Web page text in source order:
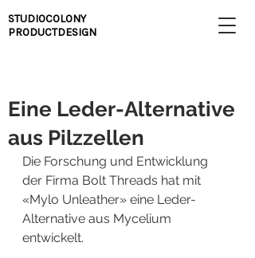
STUDIOCOLONY
PRODUCTDESIGN
Eine Leder-Alternative
aus Pilzzellen
Die Forschung und Entwicklung
der Firma Bolt Threads hat mit
«Mylo Unleather» eine Leder-
Alternative aus Mycelium
entwickelt.